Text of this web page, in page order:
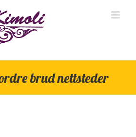
brud nettsteder